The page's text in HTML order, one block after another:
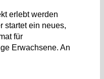
erlebt werden
startet ein neues,
für
Erwachsene. An